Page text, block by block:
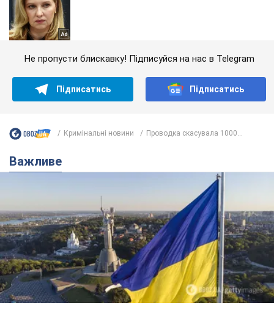
Не пропусти блискавку! Підписуйся на нас в Telegram
Підписатись Підписатись
Кримінальні новини Проводка скасувала 1000...
Важливе